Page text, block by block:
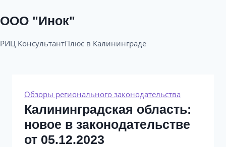
ООО "Инок"
РИЦ КонсультантПлюс в Калининграде​
Обзоры регионального законодательства
Калининградская область:
новое в законодательстве
от 05.12.2023